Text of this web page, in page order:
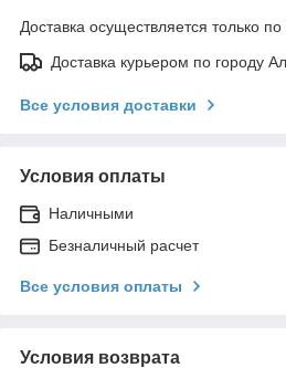
Доставка осуществляется только по
Доставка курьером по городу
Все условия доставки
Условия оплаты
Наличными
Безналичный расчет
Все условия оплаты
Условия возврата